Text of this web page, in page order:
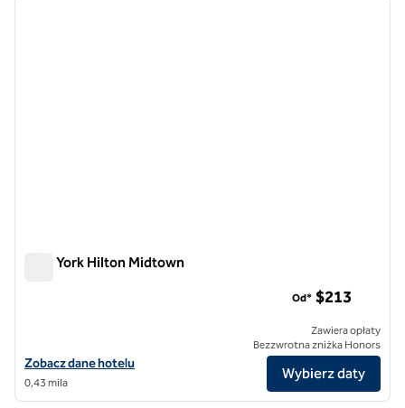
New York Hilton Midtown
Zobacz szczegóły hotelu Hilton Midtown w Nowym Jorku
Zobacz dane hotelu
0,43 mila
Od* $213
Zawiera opłaty
Bezzwrotna zniżka Honors
Wybierz daty
1/12